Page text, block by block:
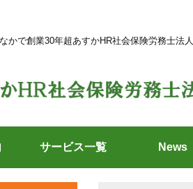
かで創業30年超あすかHR社会保険労務士法人
サービス一覧 News